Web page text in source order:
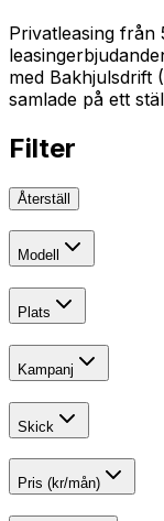
Privatleasing
med Bakhjulsdrift
samlade på ett
Filter
Återställ
Modell
Plats
Kampanj
Skick
Pris (kr/mån)